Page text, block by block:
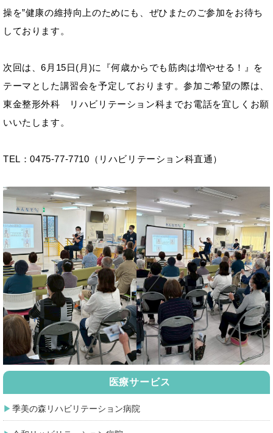
操を”健康の維持向上のためにも、ぜひまたのご参加をお待ち
しております。
次回は、6月15日(月)に『何歳からでも筋肉は増やせる！』を
テーマとした講習会を予定しております。参加ご希望の際は、
東金整形外科 リハビリテーション科までお電話を宜しくお願
いいたします。
TEL：0475-77-7710（リハビリテーション科直通）
医療サービス
季美の森リハビリテーション病院